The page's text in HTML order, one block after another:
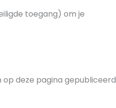
toegang) om je
deze pagina gepubliceerd